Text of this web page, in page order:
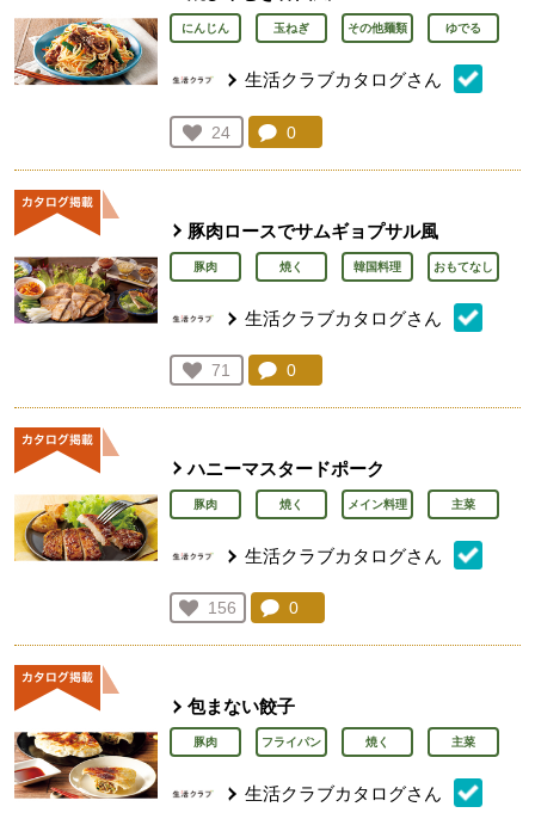
にんじん 玉ねぎ その他麺類 ゆでる
生活クラブカタログさん
お気に入り登録：
24
人が登録
コメント：
0
豚肉ロースでサムギョプサル風
豚肉 焼く 韓国料理 おもてなし
生活クラブカタログさん
お気に入り登録：
71
人が登録
コメント：
0
ハニーマスタードポーク
豚肉 焼く メイン料理 主菜
生活クラブカタログさん
お気に入り登録：
156
人が登録
コメント：
0
包まない餃子
豚肉 フライパン 焼く 主菜
生活クラブカタログさん